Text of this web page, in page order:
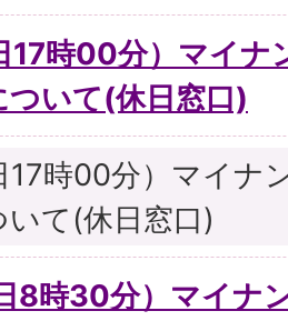
17時00分）マイ
ついて(休日窓口)
17時00分）マイナ
て(休日窓口)
8時30分）マイナ